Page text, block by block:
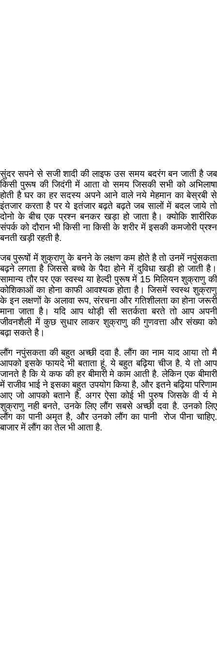
सुंदर सपने से सजी शादी की लाइफ उस समय बदरंग बन जाती है जब
किसी पुरूष की जिदंगी में आता वो समय जिसकी सभी को अभिलाषा
होती है घर का हर सदस्य अपने आने वाले नये मेहमान का बेस्रबी से
इंतजार करता है पर ये इतंजार बढ़ते बढ़ते जब सालों में बदल जाये तो
दोनो के बीच एक प्रश्न बनकर खड़ा हो जाता है। क्योकि शारीरिक
संपर्क को दौरान भी किसी ना किसी के शरीर में इसकी कमजोरी प्रश्न
बनती खड़ी रहती है.
जब पुरूषों में शुक्राणु के बनने के लक्षण कम होते है तो उनमें नपुंसकता
बढ़ने लगता है जिससे बच्चे के पैदा होने में दुविधा खड़ी हो जाती है।
सामान्य तौर पर एक स्वस्थ या हेल्दी पुरूष में 15 मिलियन शुक्राणु की
कोशिकाओं का होना काफी आवश्यक होता है। जिसमें स्वस्थ शुक्राणु
के इन लक्षणों के अलावा रूप, संरचना और गतिशीलता का होना जरूरी
माना जाता है। यदि आप थोड़ी सी सतर्कता बरते तो आप अपनी
जीवनशैली में कुछ सुधार लाकर शुक्राणु की गुणवत्ता और संख्या को
बढ़ा सकते है।
लौंग नपुंसकता की बहुत अच्छी दवा है. लौंग का नाम याद आया तो मै
आपको इसके फायदे भी बताता हूं. ये बहुत बढ़िया चीज है. ये तो आप
जानते है कि ये कफ की हर बीमारी मे काम आती है. लेकिन एक बीमारी
में राजीव भाई ने इसका बहुत उपयोग किया है, और इतने बढ़िया परिणाम
आए जो आपको बताने है. अगर ऐसा कोई भी पुरुष जिसके वी र्य मे
शुक्राणु नही बनते, उनके लिए लौंग सबसे अच्छी दवा है. उनको लिए
लौंग का पानी अमृत है, और उनको लौंग का पानी रोज पीना चाहिए.
बाजार में लौंग का तेल भी आता है.